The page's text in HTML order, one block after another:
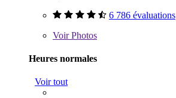
6 786 évaluations
VoirPhotos
Heures normales
Voir tout